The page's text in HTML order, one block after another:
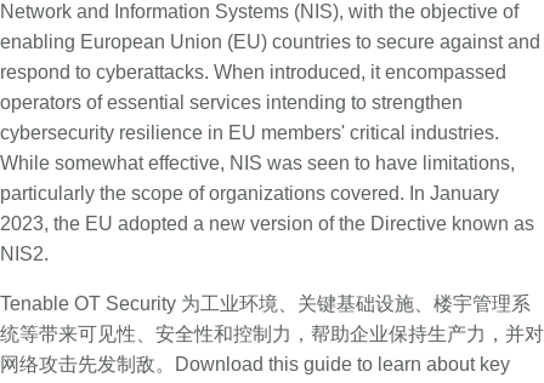
Network and Information Systems (NIS), with the objective of
enabling European Union (EU) countries to secure against and
respond to cyberattacks. When introduced, it encompassed
operators of essential services intending to strengthen
cybersecurity resilience in EU members' critical industries.
While somewhat effective, NIS was seen to have limitations,
particularly the scope of organizations covered. In January
2023, the EU adopted a new version of the Directive known as
NIS2.
Tenable OT Security 为工业环境、关键基础设施、楼宇管理系
统等带来可见性、安全性和控制力，帮助企业保持生产力，并对
网络攻击先发制敌。Download this guide to learn about key